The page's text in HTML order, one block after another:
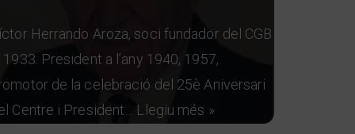
Herrando Aroza, soci fundador del CGB
1933. President a l’any 1940, 1957,
de la celebració del 25è Aniversari
Centre i President… Llegiu més »